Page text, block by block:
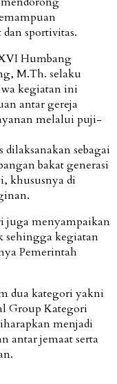
sportivitas.
Humbang
M.Th. selaku
kegiatan ini
antar gereja
melalui puji-
dilaksanakan sebagai
bakat generasi
khususnya di
juga menyampaikan
sehingga kegiatan
Pemerintah
dua kategori yakni
Group Kategori
menjadi
antar jemaat serta